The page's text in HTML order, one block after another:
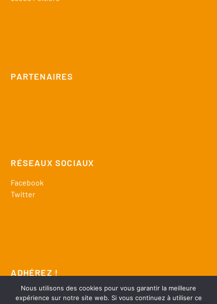
PARTENAIRES
RÉSEAUX SOCIAUX
Facebook
Twitter
ADHÉREZ !
télécharger bulletin adhésion
Nous utilisons des cookies pour vous garantir la meilleure
expérience sur notre site web. Si vous continuez à utiliser ce